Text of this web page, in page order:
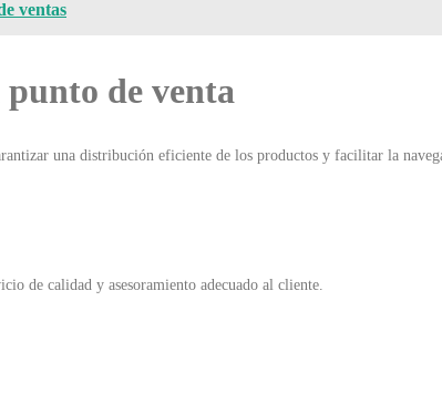
ventas
de venta
una distribución eficiente de los productos y facilitar la
de calidad y asesoramiento adecuado al cliente.